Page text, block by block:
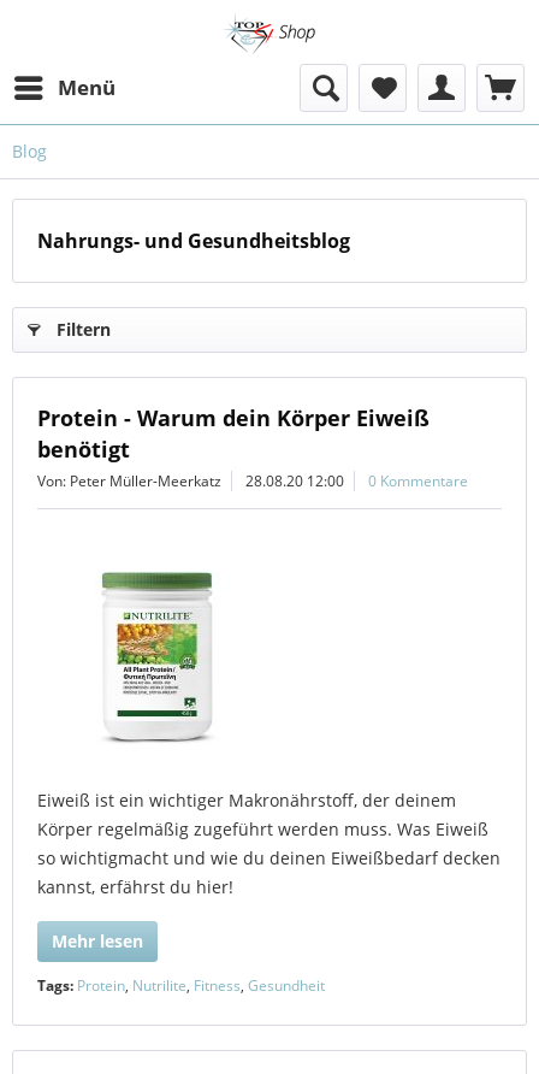
Menü
Blog
Nahrungs- und Gesundheitsblog
Filtern
Protein - Warum dein Körper Eiweiß
benötigt
Von: Peter Müller-Meerkatz 28.08.20 12:00 0 Kommentare
Eiweiß ist ein wichtiger Makronährstoff, der deinem
Körper regelmäßig zugeführt werden muss. Was Eiweiß
so wichtigmacht und wie du deinen Eiweißbedarf decken
kannst, erfährst du hier!
Mehr lesen
Tags: Protein, Nutrilite, Fitness, Gesundheit